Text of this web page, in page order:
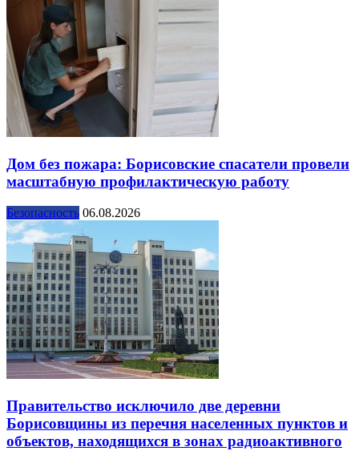
Дом без пожара: Борисовские спасатели провели
масштабную профилактическую работу
Безопасность 06.08.2026
Правительство исключило две деревни
Борисовщины из перечня населенных пунктов и
объектов, находящихся в зонах радиоактивного